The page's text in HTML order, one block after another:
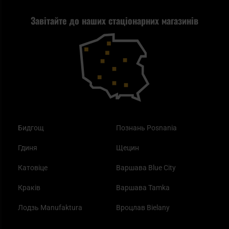
Завітайте до наших стаціонарних магазинів
Бидгощ
Гдиня
Катовіце
Краків
Лодзь Manufaktura
Познань Posnania
Щецин
Варшава Blue City
Варшава Tamka
Вроцлав Bielany
Повернення товару
Blackout - що це таке?
Як працює маска від смогу?
Найкращі спальні мішки на осінь
Самозахист